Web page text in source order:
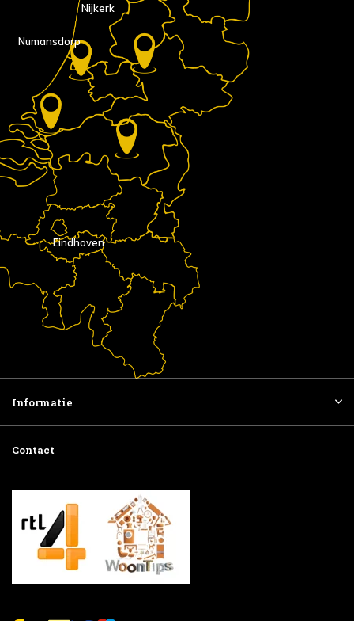
Eindhoven
Nijkerk
Numansdorp
Informatie
Contact